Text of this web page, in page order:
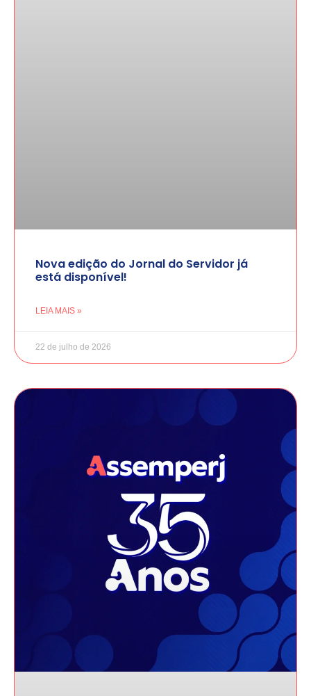
Nova edição do Jornal do Servidor já
está disponível!
LEIA MAIS »
22 de julho de 2026